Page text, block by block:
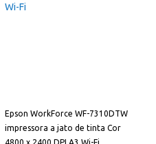
Epson WorkForce WF-7310DTW
impressora a jato de tinta Cor
4800 x 2400 DPI A3 Wi-Fi